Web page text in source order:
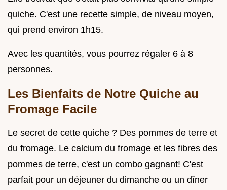
quiche. C'est une recette simple, de niveau moyen,
qui prend environ 1h15.
Avec les quantités, vous pourrez régaler 6 à 8
personnes.
Les Bienfaits de Notre Quiche au
Fromage Facile
Le secret de cette quiche ? Des pommes de terre et
du fromage. Le calcium du fromage et les fibres des
pommes de terre, c'est un combo gagnant! C'est
parfait pour un déjeuner du dimanche ou un dîner